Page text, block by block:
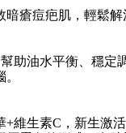
暗瘡痘疤肌，輕鬆
助油水平衡、穩定
+維生素C，新生激